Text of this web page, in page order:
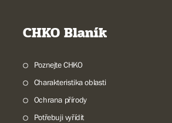
CHKO Blaník
Poznejte CHKO
Charakteristika oblasti
Ochrana přírody
Potřebuji vyřídit